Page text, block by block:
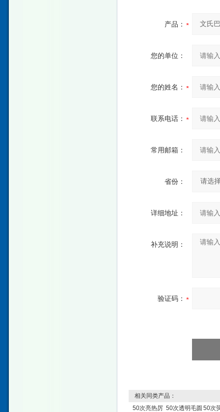
产品：
您的单位：
您的姓名：
联系电话：
常用邮箱：
省份：
详细地址：
补充说明：
验证码：
相关同类产品：
50次亮热厉 50次透明毛圆 50次